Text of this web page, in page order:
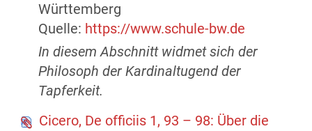
Württemberg
Quelle: https://www.schule-bw.de
In diesem Abschnitt widmet sich der
Philosoph der Kardinaltugend der
Tapferkeit.
Cicero, De officiis 1, 93 – 98: Über die